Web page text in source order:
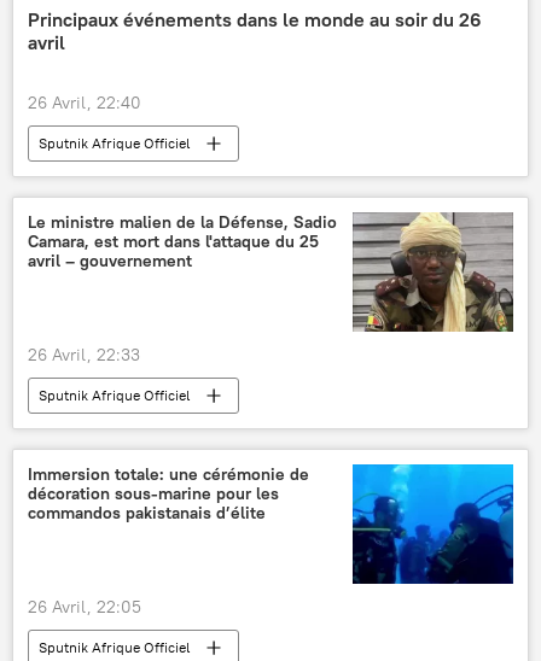
Principaux événements dans le monde au soir du 26
avril
26 Avril, 22:40
Sputnik Afrique Officiel
Le ministre malien de la Défense, Sadio
Camara, est mort dans l'attaque du 25
avril – gouvernement
26 Avril, 22:33
Sputnik Afrique Officiel
Immersion totale: une cérémonie de
décoration sous-marine pour les
commandos pakistanais d’élite
26 Avril, 22:05
Sputnik Afrique Officiel